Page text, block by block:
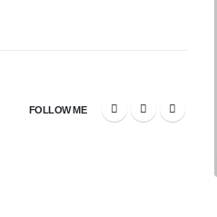
FOLLOW ME